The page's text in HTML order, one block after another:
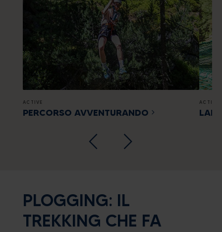
ACTIVE
PERCORSO AVVENTURANDO
ACTIVE
PLOGGING: IL
TREKKING CHE FA